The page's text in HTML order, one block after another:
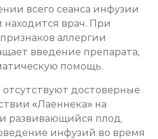
всего сеанса инфузии
врач. При
аллергии
введение препарата,
помощь.
достоверные
«Лаеннека» на
развивающийся плод.
инфузий во время